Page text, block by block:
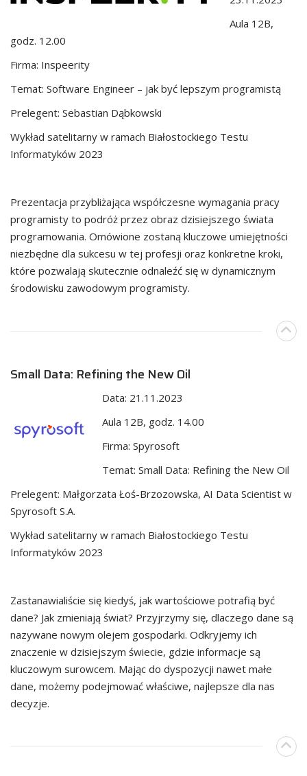
Aula 12B,
godz. 12.00
Firma: Inspeerity
Temat: Software Engineer – jak być lepszym programistą
Prelegent: Sebastian Dąbkowski
Wykład satelitarny w ramach Białostockiego Testu
Informatyków 2023
Prezentacja przybliżająca współczesne wymagania pracy
programisty to podróż przez obraz dzisiejszego świata
programowania. Omówione zostaną kluczowe umiejętności
niezbędne dla sukcesu w tej profesji oraz konkretne kroki,
które pozwalają skutecznie odnaleźć się w dynamicznym
środowisku zawodowym programisty.
Small Data: Refining the New Oil
Data: 21.11.2023
Aula 12B, godz. 14.00
Firma: Spyrosoft
Temat: Small Data: Refining the New Oil
Prelegent: Małgorzata Łoś-Brzozowska, AI Data Scientist w
Spyrosoft S.A.
Wykład satelitarny w ramach Białostockiego Testu
Informatyków 2023
Zastanawialiście się kiedyś, jak wartościowe potrafią być
dane? Jak zmieniają świat? Przyjrzymy się, dlaczego dane są
nazywane nowym olejem gospodarki. Odkryjemy ich
znaczenie w dzisiejszym świecie, gdzie informacje są
kluczowym surowcem. Mając do dyspozycji nawet małe
dane, możemy podejmować właściwe, najlepsze dla nas
decyzje.